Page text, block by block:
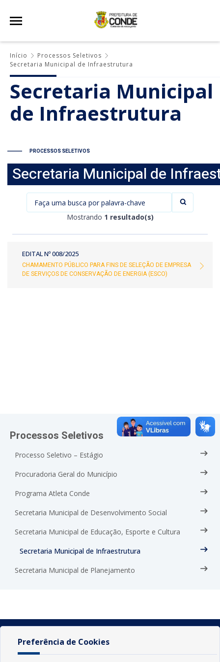
Início
Processos Seletivos
Secretaria Municipal de Infraestrutura
Secretaria Municipal
de Infraestrutura
Processos Seletivos
Processo Seletivo – Estágio
Procuradoria Geral do Município
Programa Atleta Conde
Secretaria Municipal de Desenvolvimento Social
Secretaria Municipal de Educação, Esporte e Cultura
Secretaria Municipal de Infraestrutura
Secretaria Municipal de Planejamento
PROCESSOS SELETIVOS
Secretaria Municipal de
Mostrando 1 resultado(s)
EDITAL Nº 008/2025
CHAMAMENTO PÚBLICO PARA FINS DE SELEÇÃO DE EMPRESA
DE SERVIÇOS DE CONSERVAÇÃO DE ENERGIA (ESCO)
Preferência de Cookies